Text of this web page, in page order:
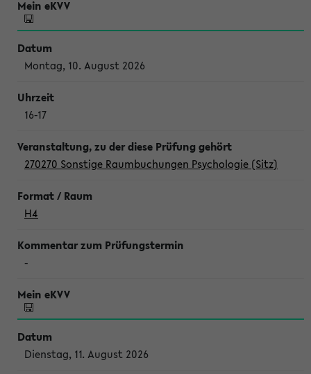
Montag, 10. August 2026
16-17
270270 Sonstige Raumbuchungen Psychologie (Sitz)
H4
-
Dienstag, 11. August 2026